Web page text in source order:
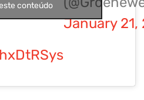
January 21,
conteúdo